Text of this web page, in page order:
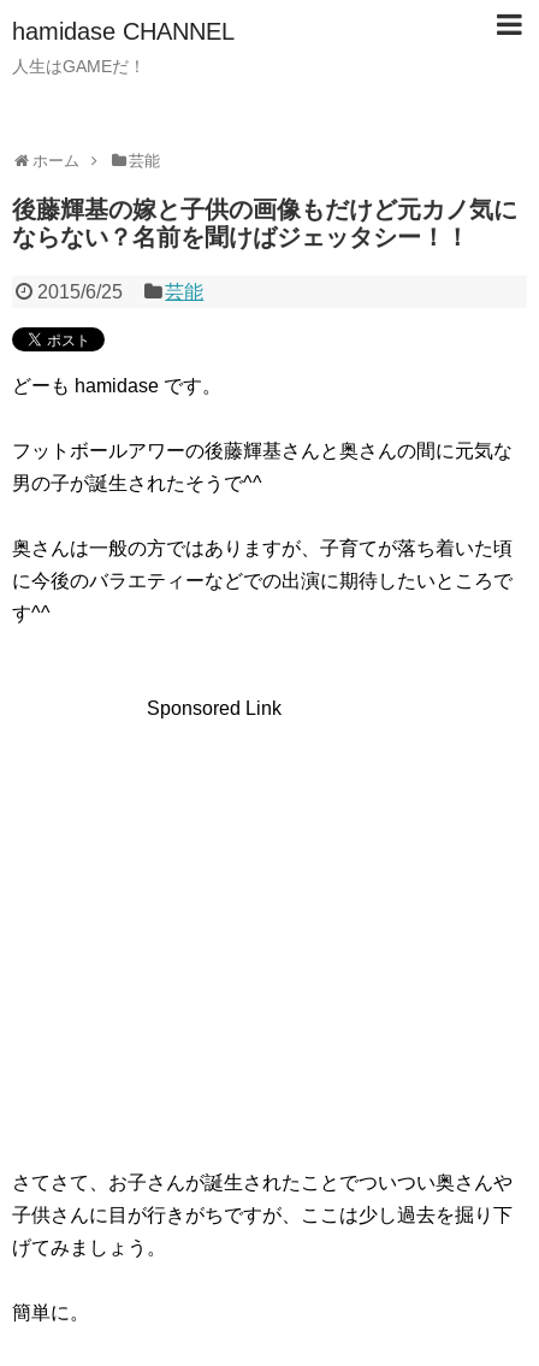
hamidase CHANNEL
人生はGAMEだ！
ホーム 芸能
後藤輝基の嫁と子供の画像もだけど元カノ気に
ならない？名前を聞けばジェッタシー！！
2015/6/25 芸能
どーも hamidase です。
フットボールアワーの後藤輝基さんと奥さんの間に元気な
男の子が誕生されたそうで^^
奥さんは一般の方ではありますが、子育てが落ち着いた頃
に今後のバラエティーなどでの出演に期待したいところで
す^^
Sponsored Link
さてさて、お子さんが誕生されたことでついつい奥さんや
子供さんに目が行きがちですが、ここは少し過去を掘り下
げてみましょう。
簡単に。